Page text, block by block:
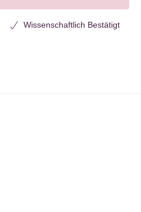
Wissenschaftlich Bestätigt